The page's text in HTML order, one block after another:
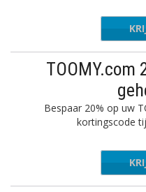
TOOMY.com
Bespaar 20% op uw
kortingscode